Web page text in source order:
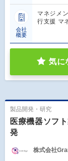
会社
概要
マネジメ
行支援 マ
気に
製品開発・研究
医療機器ソフ
発
株式会社